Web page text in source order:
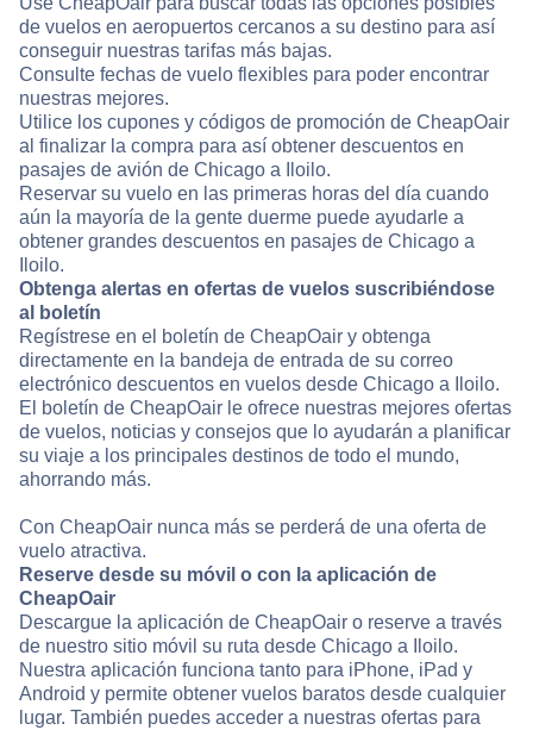
de vuelos en aeropuertos cercanos a su destino para así
conseguir nuestras tarifas más bajas.
Consulte fechas de vuelo flexibles para poder encontrar
nuestras mejores.
Utilice los cupones y códigos de promoción de CheapOair
al finalizar la compra para así obtener descuentos en
pasajes de avión de Chicago a Iloilo.
Reservar su vuelo en las primeras horas del día cuando
aún la mayoría de la gente duerme puede ayudarle a
obtener grandes descuentos en pasajes de Chicago a
Iloilo.
Obtenga alertas en ofertas de vuelos suscribiéndose
al boletín
Regístrese en el boletín de CheapOair y obtenga
directamente en la bandeja de entrada de su correo
electrónico descuentos en vuelos desde Chicago a Iloilo.
El boletín de CheapOair le ofrece nuestras mejores ofertas
de vuelos, noticias y consejos que lo ayudarán a planificar
su viaje a los principales destinos de todo el mundo,
ahorrando más.
Con CheapOair nunca más se perderá de una oferta de
vuelo atractiva.
Reserve desde su móvil o con la aplicación de
CheapOair
Descargue la aplicación de CheapOair o reserve a través
de nuestro sitio móvil su ruta desde Chicago a Iloilo.
Nuestra aplicación funciona tanto para iPhone, iPad y
Android y permite obtener vuelos baratos desde cualquier
lugar. También puedes acceder a nuestras ofertas para